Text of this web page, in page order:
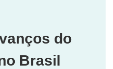
do
Brasil